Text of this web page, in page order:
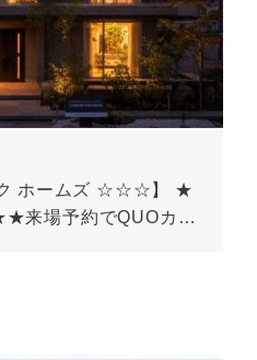
★
来場予約でQUOカー